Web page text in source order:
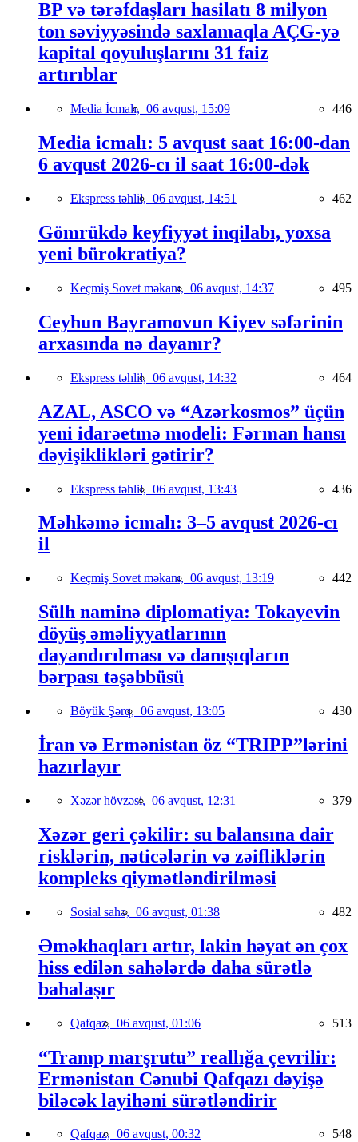
BP və tərəfdaşları hasilatı 8 milyon
ton səviyyəsində saxlamaqla AÇG-yə
kapital qoyuluşlarını 31 faiz
artırıblar
Media İcmalı, 06 avqust, 15:09 446
Media icmalı: 5 avqust saat 16:00-dan
6 avqust 2026-cı il saat 16:00-dək
Ekspress təhlil, 06 avqust, 14:51 462
Gömrükdə keyfiyyət inqilabı, yoxsa
yeni bürokratiya?
Keçmiş Sovet məkanı, 06 avqust, 14:37 495
Ceyhun Bayramovun Kiyev səfərinin
arxasında nə dayanır?
Ekspress təhlil, 06 avqust, 14:32 464
AZAL, ASCO və “Azərkosmos” üçün
yeni idarəetmə modeli: Fərman hansı
dəyişiklikləri gətirir?
Ekspress təhlil, 06 avqust, 13:43 436
Məhkəmə icmalı: 3–5 avqust 2026-cı
il
Keçmiş Sovet məkanı, 06 avqust, 13:19 442
Sülh naminə diplomatiya: Tokayevin
döyüş əməliyyatlarının
dayandırılması və danışıqların
bərpası təşəbbüsü
Böyük Şərq, 06 avqust, 13:05 430
İran və Ermənistan öz “TRIPP”lərini
hazırlayır
Xəzər hövzəsi, 06 avqust, 12:31 379
Xəzər geri çəkilir: su balansına dair
risklərin, nəticələrin və zəifliklərin
kompleks qiymətləndirilməsi
Sosial sahə, 06 avqust, 01:38 482
Əməkhaqları artır, lakin həyat ən çox
hiss edilən sahələrdə daha sürətlə
bahalaşır
Qafqaz, 06 avqust, 01:06 513
“Tramp marşrutu” reallığa çevrilir:
Ermənistan Cənubi Qafqazı dəyişə
biləcək layihəni sürətləndirir
Qafqaz, 06 avqust, 00:32 548